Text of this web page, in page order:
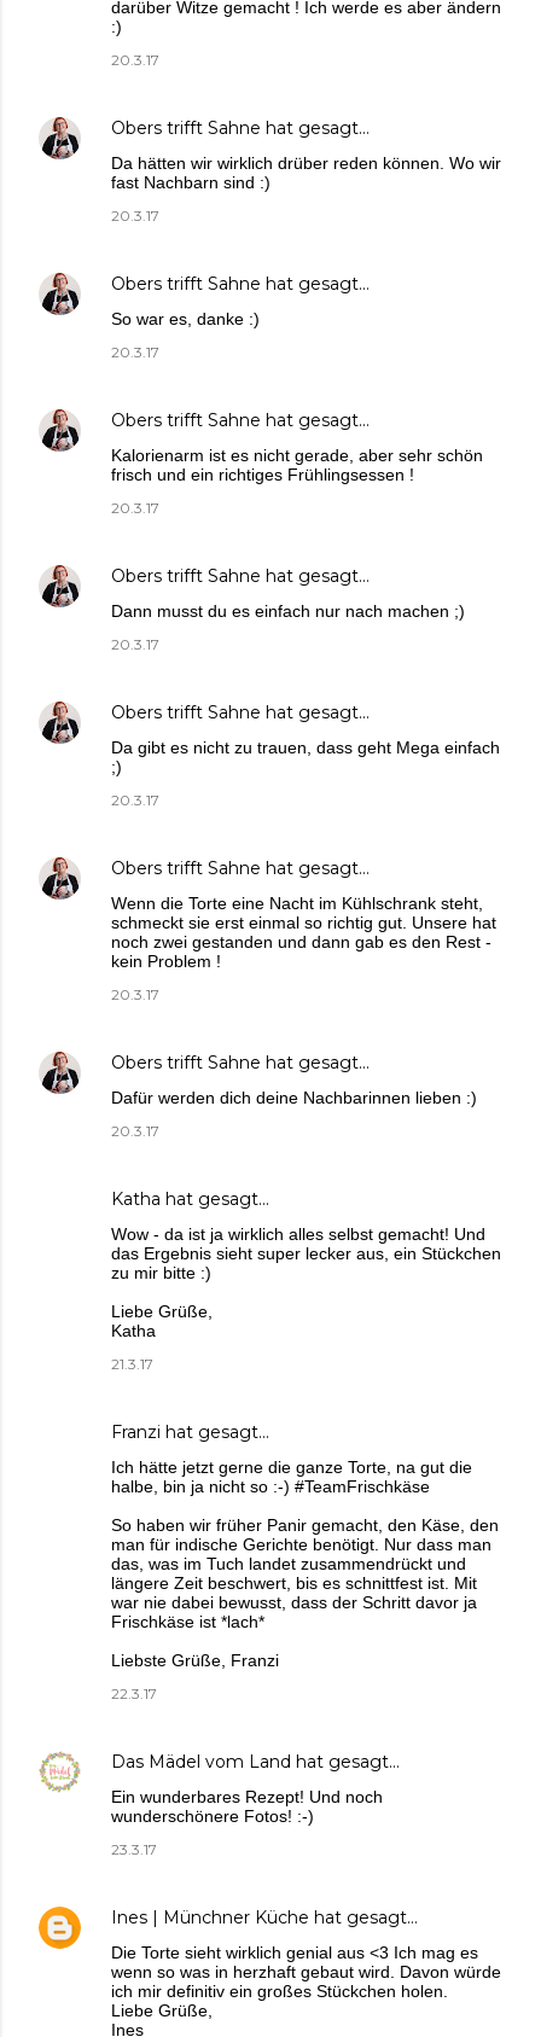
darüber Witze gemacht ! Ich werde es aber ändern
:)
20.3.17
Obers trifft Sahne hat gesagt…
Da hätten wir wirklich drüber reden können. Wo wir
fast Nachbarn sind :)
20.3.17
Obers trifft Sahne hat gesagt…
So war es, danke :)
20.3.17
Obers trifft Sahne hat gesagt…
Kalorienarm ist es nicht gerade, aber sehr schön
frisch und ein richtiges Frühlingsessen !
20.3.17
Obers trifft Sahne hat gesagt…
Dann musst du es einfach nur nach machen ;)
20.3.17
Obers trifft Sahne hat gesagt…
Da gibt es nicht zu trauen, dass geht Mega einfach
;)
20.3.17
Obers trifft Sahne hat gesagt…
Wenn die Torte eine Nacht im Kühlschrank steht,
schmeckt sie erst einmal so richtig gut. Unsere hat
noch zwei gestanden und dann gab es den Rest -
kein Problem !
20.3.17
Obers trifft Sahne hat gesagt…
Dafür werden dich deine Nachbarinnen lieben :)
20.3.17
Katha hat gesagt…
Wow - da ist ja wirklich alles selbst gemacht! Und
das Ergebnis sieht super lecker aus, ein Stückchen
zu mir bitte :)
Liebe Grüße,
Katha
21.3.17
Franzi hat gesagt…
Ich hätte jetzt gerne die ganze Torte, na gut die
halbe, bin ja nicht so :-) #TeamFrischkäse
So haben wir früher Panir gemacht, den Käse, den
man für indische Gerichte benötigt. Nur dass man
das, was im Tuch landet zusammendrückt und
längere Zeit beschwert, bis es schnittfest ist. Mit
war nie dabei bewusst, dass der Schritt davor ja
Frischkäse ist *lach*
Liebste Grüße, Franzi
22.3.17
Das Mädel vom Land hat gesagt…
Ein wunderbares Rezept! Und noch
wunderschönere Fotos! :-)
23.3.17
Ines | Münchner Küche hat gesagt…
Die Torte sieht wirklich genial aus <3 Ich mag es
wenn so was in herzhaft gebaut wird. Davon würde
ich mir definitiv ein großes Stückchen holen.
Liebe Grüße,
Ines